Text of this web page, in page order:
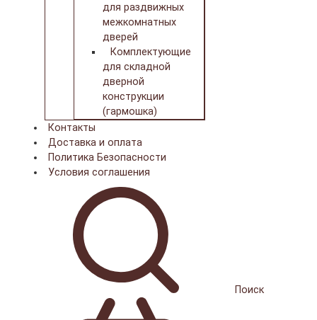
для раздвижных
межкомнатных
дверей
Комплектующие
для складной
дверной
конструкции
(гармошка)
Контакты
Доставка и оплата
Политика Безопасности
Условия соглашения
Поиск